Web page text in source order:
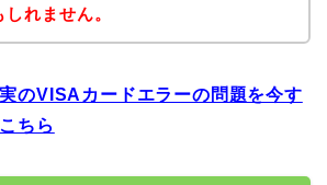
しれません。
のVISAカードエラーの問題を今す
ちら